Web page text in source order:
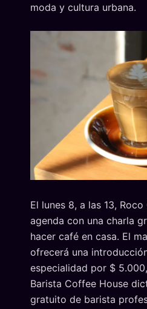
moda y cultura urbana.
El lunes 8, a las 13,
agenda con una charla
hacer café en casa. El
ofrecerá una
especialidad por $
Barista Coffee House
gratuito de barista